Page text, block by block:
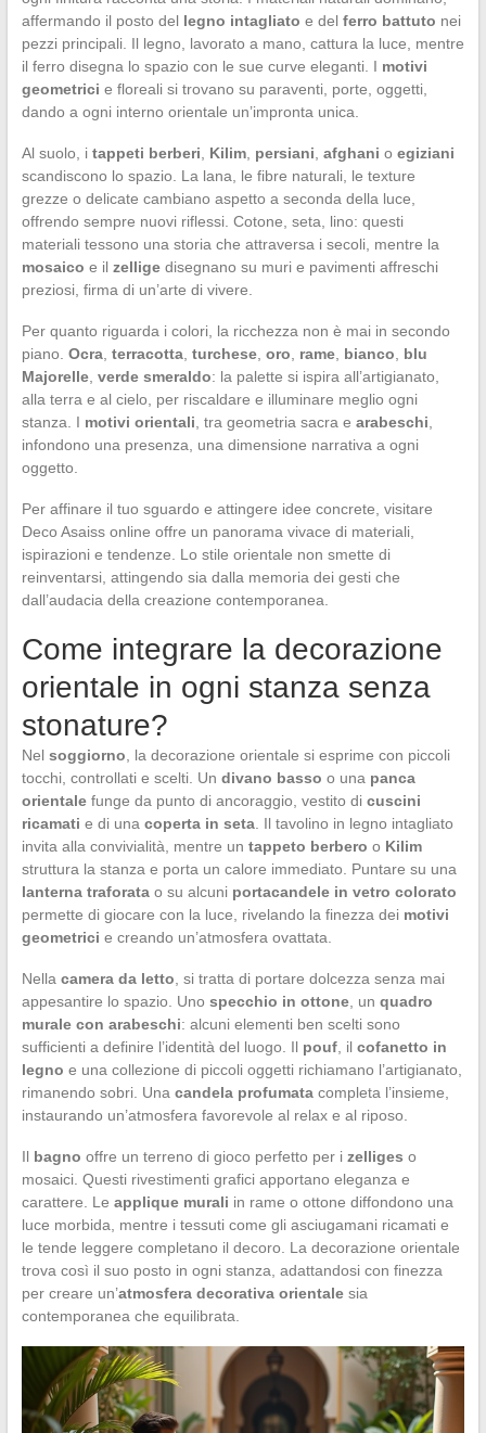
affermando il posto del legno intagliato e del ferro battuto nei
pezzi principali. Il legno, lavorato a mano, cattura la luce, mentre
il ferro disegna lo spazio con le sue curve eleganti. I motivi
geometrici e floreali si trovano su paraventi, porte, oggetti,
dando a ogni interno orientale un’impronta unica.
Al suolo, i tappeti berberi Kilim, persiani afghani o egiziani
scandiscono lo spazio. La lana, le fibre naturali, le texture
grezze o delicate cambiano aspetto a seconda della luce,
offrendo sempre nuovi riflessi. Cotone, seta, lino: questi
materiali tessono una storia che attraversa i secoli, mentre la
mosaico e il zelligedisegnano su muri e pavimenti affreschi
preziosi, firma di un’arte di vivere.
Per quanto riguarda i colori, la ricchezza non è mai in secondo
piano. Ocra, terracotta, turchese, oro rame, bianco
blu
Majorelle, verde smeraldo: la palette si ispira all’artigianato,
alla terra e al cielo, per riscaldare e illuminare meglio ogni
stanza. I motivi orientali , tra geometria sacra e arabeschi
infondono una presenza, una dimensione narrativa a ogni
oggetto.
Per affinare il tuo sguardo e attingere idee concrete, visitare
Deco Asaiss online offre un panorama vivace di materiali,
ispirazioni e tendenze. Lo stile orientale non smette di
reinventarsi, attingendo sia dalla memoria dei gesti che
dall’audacia della creazione contemporanea.
Come integrare la decorazione
orientale in ogni stanza senza
stonature?
Nel soggiorno , la decorazione orientale si esprime con piccoli
tocchi, controllati e scelti. Un divano basso o una panca
orientalefunge da punto di ancoraggio, vestito di cuscini
ricamati e di una coperta in seta. Il tavolino in legno intagliato
invita alla convivialità, mentre un tappeto berbero o Kilim
struttura la stanza e porta un calore immediato. Puntare su una
lanterna traforatao su alcuni portacandele in vetro colorato
permette di giocare con la luce, rivelando la finezza dei motivi
geometrici e creando un’atmosfera ovattata.
Nella camera da letto , si tratta di portare dolcezza senza mai
appesantire lo spazio. Uno specchio in ottone, un quadro
murale con arabeschi: alcuni elementi ben scelti sono
sufficienti a definire l’identità del luogo. Il pouf, il cofanetto in
legno e una collezione di piccoli oggetti richiamano l’artigianato,
rimanendo sobri. Una candela profumatacompleta l’insieme,
instaurando un’atmosfera favorevole al relax e al riposo.
Il bagno offre un terreno di gioco perfetto per i zelliges o
mosaici. Questi rivestimenti grafici apportano eleganza e
carattere. Le applique murali in rame o ottone diffondono una
luce morbida, mentre i tessuti come gli asciugamani ricamati e
le tende leggere completano il decoro. La decorazione orientale
trova così il suo posto in ogni stanza, adattandosi con finezza
per creare un’atmosfera decorativa orientalesia
contemporanea che equilibrata.